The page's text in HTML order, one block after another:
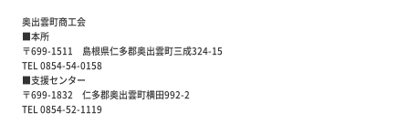
奥出雲町商工会
■本所
〒699-1511 島根県仁多郡奥出雲町三成324-15
TEL 0854-54-0158
■支援センター
〒699-1832 仁多郡奥出雲町横田992-2
TEL 0854-52-1119